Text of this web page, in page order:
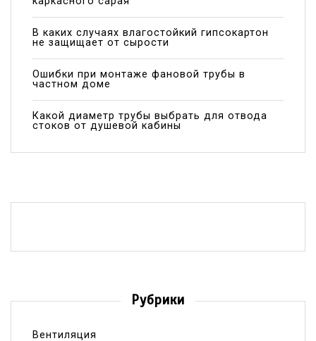
В каких случаях влагостойкий гипсокартон
не защищает от сырости
Ошибки при монтаже фановой трубы в
частном доме
Какой диаметр трубы выбрать для отвода
стоков от душевой кабины
Рубрики
Вентиляция